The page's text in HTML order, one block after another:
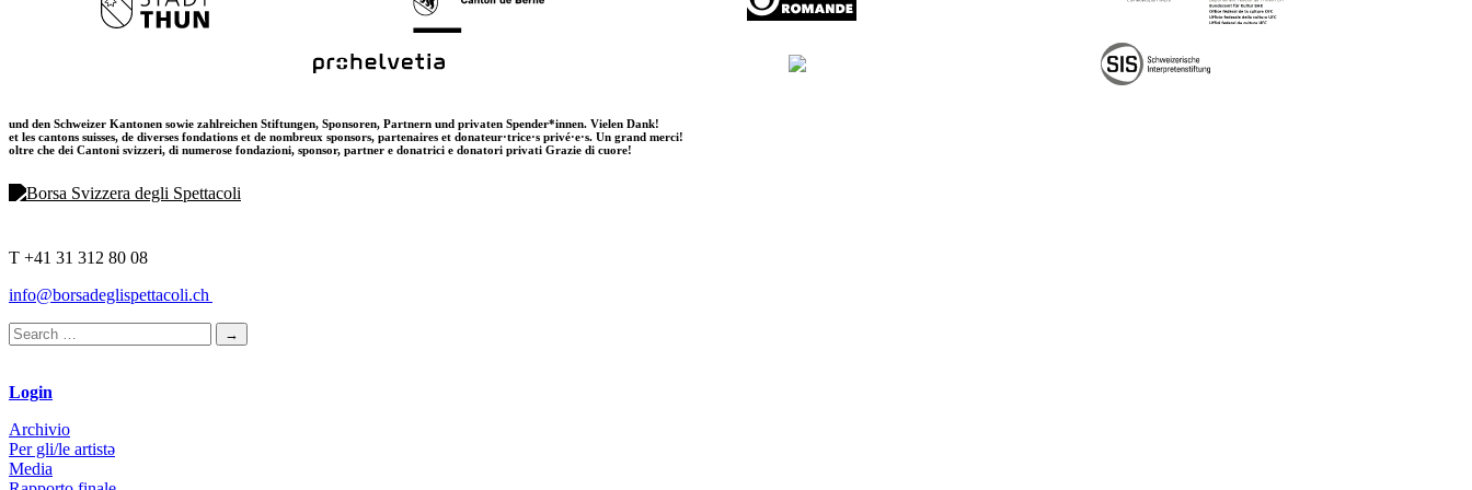
und den Schweizer Kantonen sowie zahlreichen Stiftungen, Sponsoren, Partnern und privaten Spender*innen. Vielen Dank!
et les cantons suisses, de diverses fondations et de nombreux sponsors, partenaires et donateur·trice·s privé·e·s. Un grand merci!
oltre che dei Cantoni svizzeri, di numerose fondazioni, sponsor, partner e donatrici e donatori privati Grazie di cuore!
T +41 31 312 80 08
info@borsadeglispettacoli.ch
Login
Archivio
Per gli/le artistə
Media